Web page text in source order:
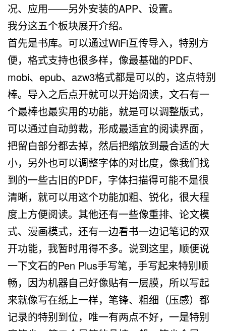
况、应用——另外安装的APP、设置。
我分这五个板块展开介绍。
首先是书库。可以通过WiFi互传导入，特别方
便，格式支持也很多样，像最基础的PDF、
mobi、epub、azw3格式都是可以的，这点特别
棒。导入之后点开就可以开始阅读，文石有一
个最棒也最实用的功能，就是可以调整版式，
可以通过自动剪裁，形成最适宜的阅读界面，
把留白部分都去掉，然后把缩放到最合适的大
小，另外也可以调整字体的对比度，像我们找
到的一些古旧的PDF，字体扫描得可能不是很
清晰，就可以用这个功能加粗、锐化，很大程
度上方便阅读。其他还有一些像重排、论文模
式、漫画模式，还有一边看书一边记笔记的双
开功能，我暂时用得不多。说到这里，顺便说
一下文石的Pen Plus手写笔，手写起来特别顺
畅，因为机器自己好像贴有一层膜，所以写起
来就像写在纸上一样，笔锋、粗细（压感）都
记录的特别到位，唯一有两点不好，一是特别